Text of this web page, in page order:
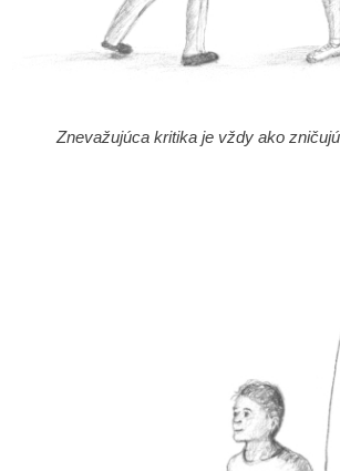
Znevažujúca kritika je vždy ako